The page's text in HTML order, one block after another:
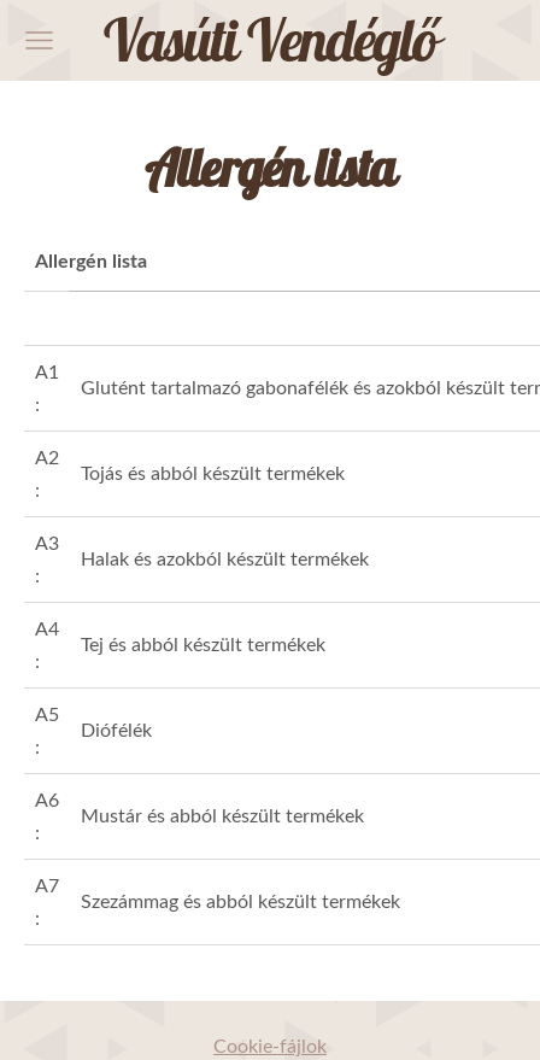
Vasúti Vendéglő
Allergén lista
Allergén lista
A1
:
Glutént tartalmazó gabonafélék és azokból készült
A2
:
Tojás és abból készült termékek
A3
:
Halak és azokból készült termékek
A4
:
Tej és abból készült termékek
A5
:
Diófélék
A6
:
Mustár és abból készült termékek
A7
:
Szezámmag és abból készült termékek
Cookie-fájlok